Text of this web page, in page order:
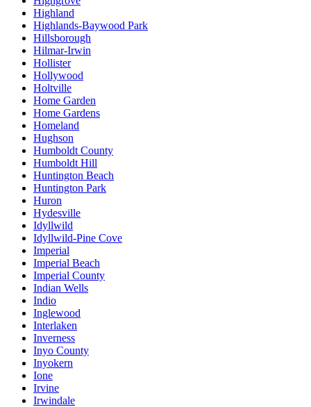
Highland
Highlands-Baywood Park
Hillsborough
Hilmar-Irwin
Hollister
Hollywood
Holtville
Home Garden
Home Gardens
Homeland
Hughson
Humboldt County
Humboldt Hill
Huntington Beach
Huntington Park
Huron
Hydesville
Idyllwild
Idyllwild-Pine Cove
Imperial
Imperial Beach
Imperial County
Indian Wells
Indio
Inglewood
Interlaken
Inverness
Inyo County
Inyokern
Ione
Irvine
Irwindale